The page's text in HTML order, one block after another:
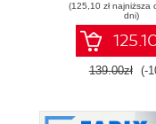
DevOps
pass the
with
and boost
cloud
(125,10 zł najniższa
dni)
139.00zł (-